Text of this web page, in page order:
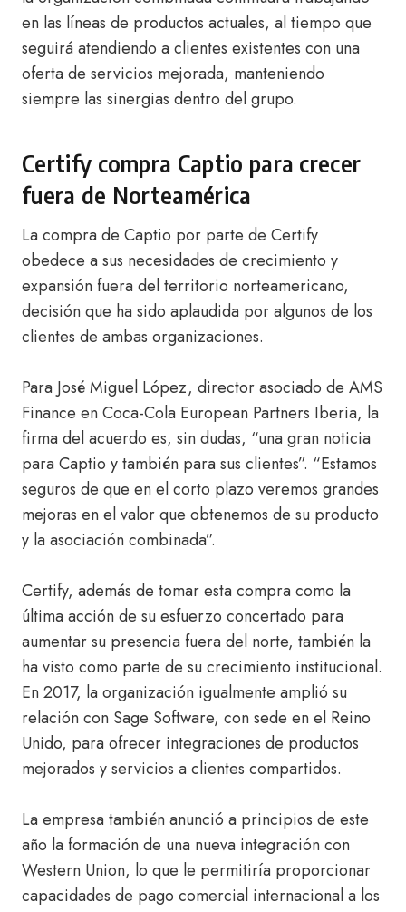
en las líneas de productos actuales, al tiempo que
seguirá atendiendo a clientes existentes con una
oferta de servicios mejorada, manteniendo
siempre las sinergias dentro del grupo.
Certify compra Captio para crecer
fuera de Norteamérica
La compra de Captio por parte de Certify
obedece a sus necesidades de crecimiento y
expansión fuera del territorio norteamericano,
decisión que ha sido aplaudida por algunos de los
clientes de ambas organizaciones.
Para José Miguel López, director asociado de AMS
Finance en Coca-Cola European Partners Iberia, la
firma del acuerdo es, sin dudas, “una gran noticia
para Captio y también para sus clientes”. “Estamos
seguros de que en el corto plazo veremos grandes
mejoras en el valor que obtenemos de su producto
y la asociación combinada”.
Certify, además de tomar esta compra como la
última acción de su esfuerzo concertado para
aumentar su presencia fuera del norte, también la
ha visto como parte de su crecimiento institucional.
En 2017, la organización igualmente amplió su
relación con Sage Software, con sede en el Reino
Unido, para ofrecer integraciones de productos
mejorados y servicios a clientes compartidos.
La empresa también anunció a principios de este
año la formación de una nueva integración con
Western Union, lo que le permitiría proporcionar
capacidades de pago comercial internacional a los